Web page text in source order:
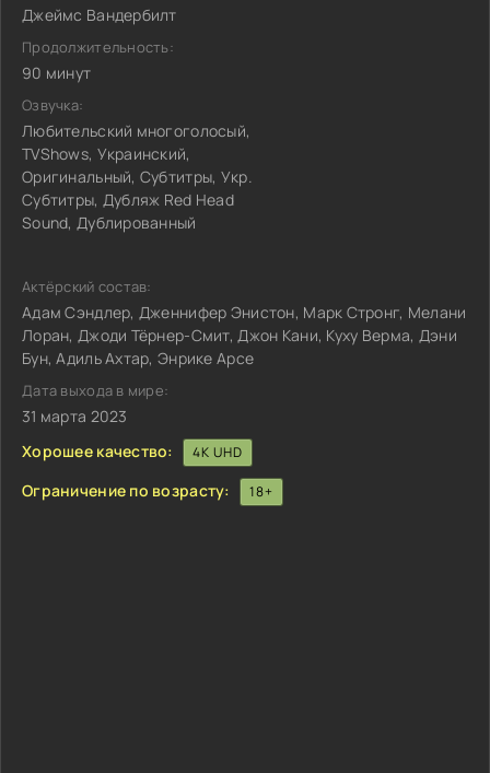
Джеймс Вандербилт
Продолжительность:
90 минут
Озвучка:
Любительский многоголосый,
TVShows, Украинский,
Оригинальный, Субтитры, Укр.
Субтитры, Дубляж Red Head
Sound, Дублированный
Актёрский состав:
Адам Сэндлер, Дженнифер Энистон, Марк Стронг, Мелани
Лоран, Джоди Тёрнер-Смит, Джон Кани, Куху Верма, Дэни
Бун, Адиль Ахтар, Энрике Арсе
Дата выхода в мире:
31 марта 2023
Хорошее качество:
4K UHD
Ограничение по возрасту: 18+